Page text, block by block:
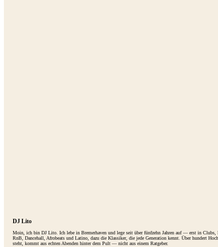
DJ Lito
Moin, ich bin DJ Lito. Ich lebe in Bremerhaven und lege seit über fünfzehn Jahren auf — erst in
RnB, Dancehall, Afrobeats und Latino, dazu die Klassiker, die jede Generation kennt. Über hundert
steht, kommt aus echten Abenden hinter dem Pult — nicht aus einem Ratgeber.